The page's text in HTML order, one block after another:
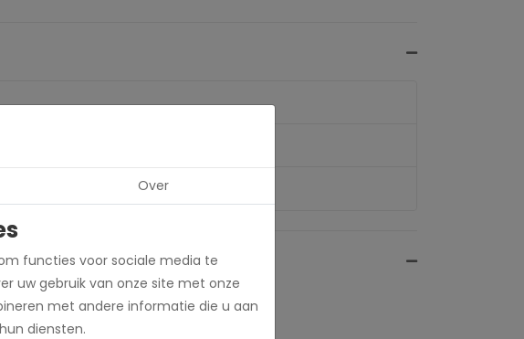
Over
functies voor sociale media te
uw gebruik van onze site met onze
met andere informatie die u aan
diensten.